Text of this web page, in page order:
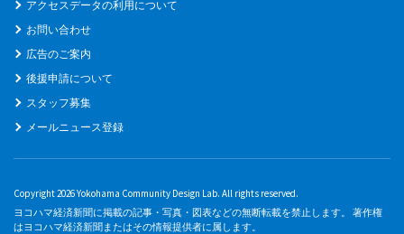
アクセスデータの利用について
お問い合わせ
広告のご案内
後援申請について
スタッフ募集
メールニュース登録
Copyright 2026 Yokohama Community Design Lab. All rights reserved.
ヨコハマ経済新聞に掲載の記事・写真・図表などの無断転載を禁止します。 著作権
はヨコハマ経済新聞またはその情報提供者に属します。